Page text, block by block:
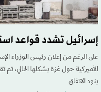
إسرائيل تشدد قواعد
على الرغم من إعلان رئيس الوزراء
الأميركية حول غزة بشكلها الحالي،
بنود الاتفاق